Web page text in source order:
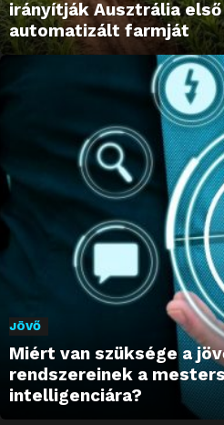
irányítják Ausztrália
automatizált farmját
JÖVŐ
Miért van szüksége a
rendszereinek a
intelligenciára?